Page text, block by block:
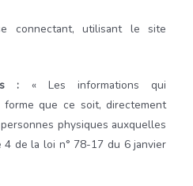
connectant, utilisant le site
: « Les informations qui
que ce soit, directement
physiques auxquelles
4 de la loi n° 78-17 du 6 janvier